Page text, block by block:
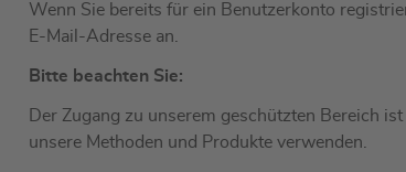
Wenn Sie bereits für ein Benutzerkonto
E-Mail-Adresse an.
Bitte beachten Sie:
Der Zugang zu unserem geschützten Bereich
unsere Methoden und Produkte verwenden.